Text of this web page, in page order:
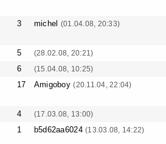
3 michel (01.04.08, 20:33)
5 (28.02.08, 20:21)
6 (15.04.08, 10:25)
17 Amigoboy(20.11.04, 22:04)
4 (17.03.08, 13:00)
1 b5d62aa6024(13.03.08, 14:22)